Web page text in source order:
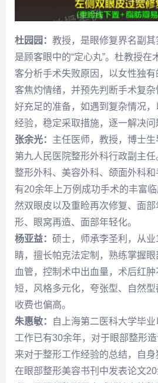
杜园园： 教授，是眼修复界名副其
是顾客眼中的“定心丸”。杜教授在
客分析手术失败原因，以女性独
客焦灼情绪，并预先判断手术复
好充足的准备，如遇到复杂情况
经验，稳定采取措施，逐一解决问
张余光： 主任医师，教授，博士
第九人民医院整形外科行政副主
整形外科、美容外科、颌面外科
有20余年上万例成功手术的丰富
然双眼皮以及重睑再次修复、面
形、眼窝再造、面部年轻化。
杨亚益： 硕士，师承李圣利，从
睛，擅长帕克法定制，熟练掌握
血管，控制术中出血量，术后红肿
短，风格多元化，夸张型、自然型
收费也偏高。
朱惠敏：
自上海第二医科大学毕
工作已有30余年，对于眼部整形
来对于整形工作经验的总结，自
在眼部整形美容书刊中发表论文